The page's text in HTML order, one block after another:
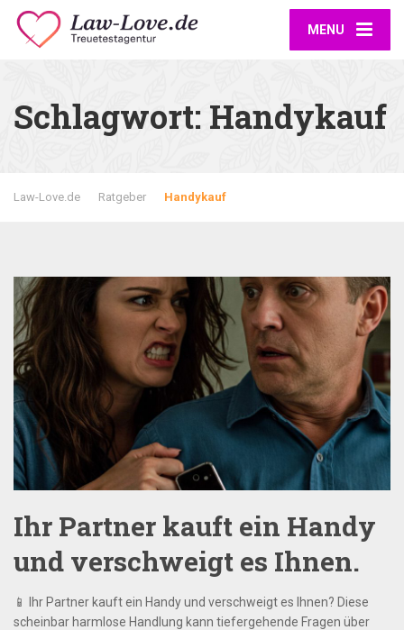
MENU
Schlagwort: Handykauf
Law-Love.de Ratgeber Handykauf
Ihr Partner kauft ein Handy
und verschweigt es Ihnen.
📱 Ihr Partner kauft ein Handy und verschweigt es Ihnen? Diese
scheinbar harmlose Handlung kann tiefergehende Fragen über